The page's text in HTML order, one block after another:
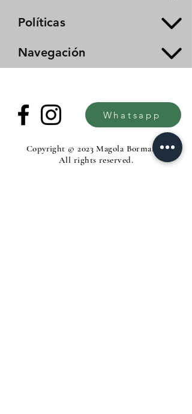
Políticas
Navegación
Whatsapp
Copyright © 2023 Magola Borman®.
All rights reserved.